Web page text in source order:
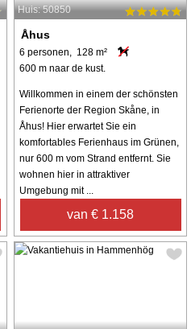
Huis: 50850
Åhus
6 personen, 128 m²
600 m naar de kust.
Willkommen in einem der schönsten
Ferienorte der Region Skåne, in
Åhus! Hier erwartet Sie ein
komfortables Ferienhaus im Grünen,
nur 600 m vom Strand entfernt. Sie
wohnen hier in attraktiver
Umgebung mit ...
van € 1.158